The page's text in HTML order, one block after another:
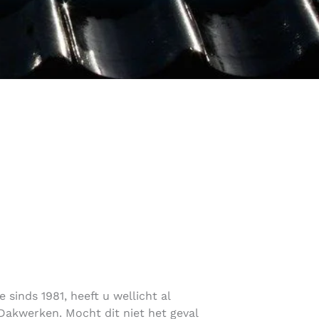
sinds 1981, heeft u wellicht al
Mocht dit niet het geval